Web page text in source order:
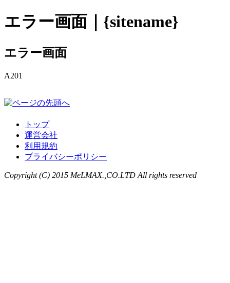
エラー画面｜{sitename}
エラー画面
A201
トップ
運営会社
利用規約
プライバシーポリシー
Copyright (C) 2015 MeLMAX.,CO.LTD All rights reserved